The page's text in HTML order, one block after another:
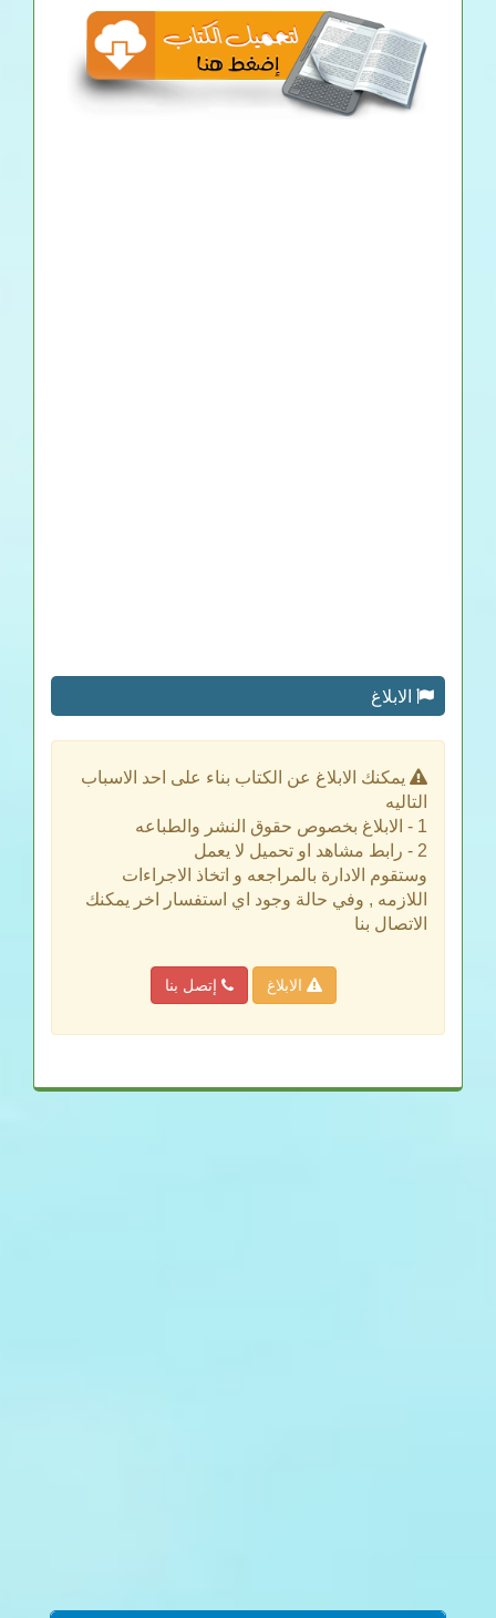
الابلاغ
يمكنك الابلاغ عن الكتاب بناء على احد الاسباب
التاليه
1 - الابلاغ بخصوص حقوق النشر والطباعه
2 - رابط مشاهد او تحميل لا يعمل
وستقوم الادارة بالمراجعه و اتخاذ الاجراءات
اللازمه , وفي حالة وجود اي استفسار اخر يمكنك
الاتصال بنا
الابلاغ إتصل بنا